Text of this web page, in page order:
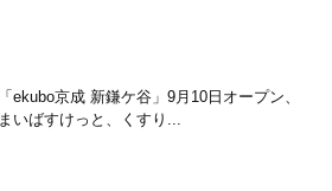
「ekubo京成 新鎌ケ谷」9月10日オープン、
まいばすけっと、くすり...